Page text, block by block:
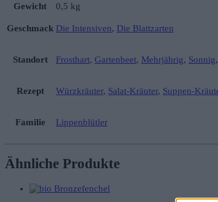
Gewicht 0,5 kg
Geschmack Die Intensiven, Die Blattzarten
Standort Frosthart, Gartenbeet, Mehrjährig, Sonnig,
Rezept Würzkräuter, Salat-Kräuter, Suppen-
Familie Lippenblütler
Ähnliche Produkte